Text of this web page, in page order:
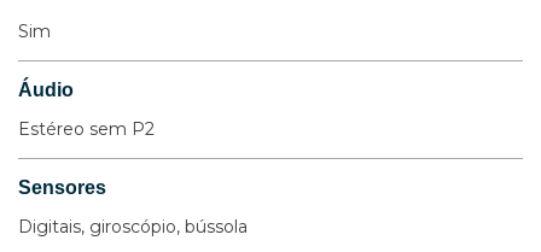
Sim
Áudio
Estéreo sem P2
Sensores
Digitais, giroscópio, bússola